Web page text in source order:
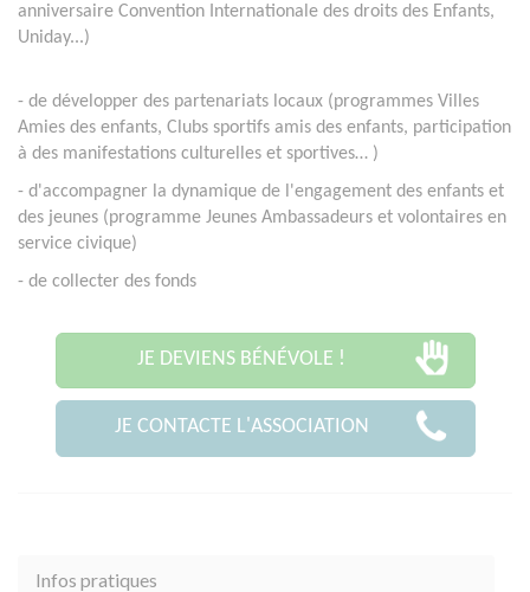
anniversaire Convention Internationale des droits des Enfants,
Uniday...)
- de développer des partenariats locaux (programmes Villes
Amies des enfants, Clubs sportifs amis des enfants, participation
à des manifestations culturelles et sportives… )
- d'accompagner la dynamique de l'engagement des enfants et
des jeunes (programme Jeunes Ambassadeurs et volontaires en
service civique)
- de collecter des fonds
JE DEVIENS BÉNÉVOLE !
JE CONTACTE L'ASSOCIATION
Infos pratiques